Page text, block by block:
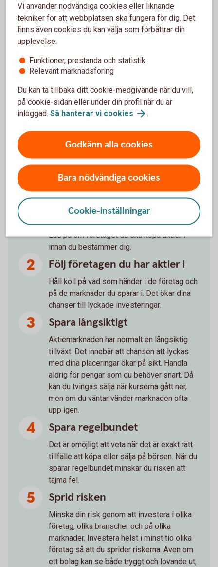
Nybörjare? Lär dig mer med vår aktieskola!
Vad är aktier?
Hur fungerar aktier?
Hur kan du öka chansen att tjäna pengar på
aktier?
Med vår aktieskola blir det både roligare och enklare
att handla.
Swedbanks aktieskola
Aktiehandel – våra 5 bästa tips
Förstå vad du köper
Läs på om företaget du ska köpa aktier i
innan du bestämmer dig.
Följ företagen du har aktier i
Håll koll på vad som händer i de företag och
på de marknader du sparar i. Det ökar dina
chanser till lyckade investeringar.
Spara långsiktigt
Aktiemarknaden har normalt en långsiktig
tillväxt. Det innebär att chansen att lyckas
med dina placeringar ökar på sikt. Handla
aldrig för pengar som du behöver snart. Då
kan du tvingas sälja när kurserna gått ner,
men om du väntar vänder marknaden ofta
upp igen.
Spara regelbundet
Det är omöjligt att veta när det är exakt rätt
tillfälle att köpa eller sälja på börsen. När du
sparar regelbundet minskar du risken att
tajma fel.
Sprid risken
Minska din risk genom att investera i olika
företag, olika branscher och på olika
marknader. Investera helst i minst tio olika
företag så att du sprider riskerna. Även om
ett bolag kan se både tryggt och lovande ut,
Vi använder nödvändiga cookies eller liknande
tekniker för att webbplatsen ska fungera för dig. Det
finns även cookies du kan välja som förbättrar din
upplevelse:
Funktioner, prestanda och statistik
Relevant marknadsföring
Du kan ta tillbaka ditt cookie-medgivande när du vill,
på cookie-sidan eller under din profil när du är
inloggad. Så hanterar vi cookies .
Godkänn alla cookies
Bara nödvändiga cookies
Cookie-inställningar